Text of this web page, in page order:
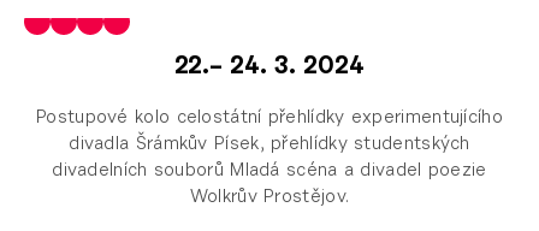
22.– 24. 3. 2024
Postupové kolo celostátní přehlídky experimentujícího
divadla Šrámkův Písek, přehlídky studentských
divadelních souborů Mladá scéna a divadel poezie
Wolkrův Prostějov.